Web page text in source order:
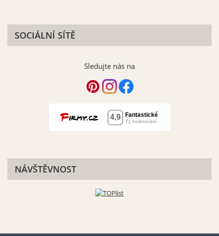
SOCIÁLNÍ SÍTĚ
Sledujte nás na
NÁVŠTĚVNOST